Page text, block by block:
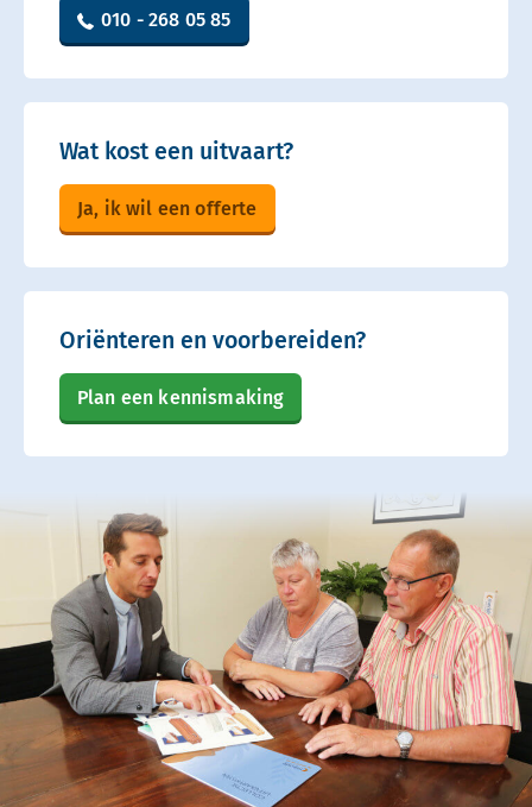
010 - 268 05 85
Wat kost een uitvaart?
Ja, ik wil een offerte
Oriënteren en voorbereiden?
Plan een kennismaking